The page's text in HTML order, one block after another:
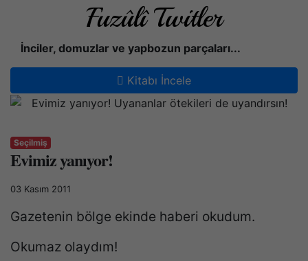
Fuzûlî Twitler
İnciler, domuzlar ve yapbozun parçaları...
Kitabı İncele
Seçilmiş
Evimiz yanıyor!
03 Kasım 2011
Gazetenin bölge ekinde haberi okudum.
Okumaz olaydım!